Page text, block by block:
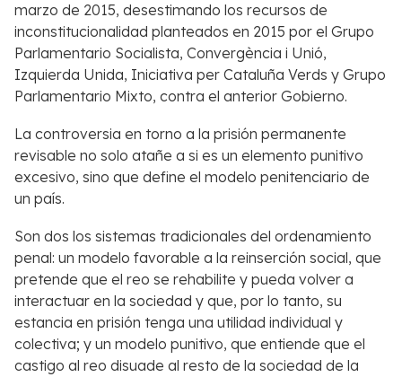
marzo de 2015, desestimando los recursos de
inconstitucionalidad planteados en 2015 por el Grupo
Parlamentario Socialista, Convergència i Unió,
Izquierda Unida, Iniciativa per Cataluña Verds y Grupo
Parlamentario Mixto, contra el anterior Gobierno.
La controversia en torno a la prisión permanente
revisable no solo atañe a si es un elemento punitivo
excesivo, sino que define el modelo penitenciario de
un país.
Son dos los sistemas tradicionales del ordenamiento
penal: un modelo favorable a la reinserción social, que
pretende que el reo se rehabilite y pueda volver a
interactuar en la sociedad y que, por lo tanto, su
estancia en prisión tenga una utilidad individual y
colectiva; y un modelo punitivo, que entiende que el
castigo al reo disuade al resto de la sociedad de la